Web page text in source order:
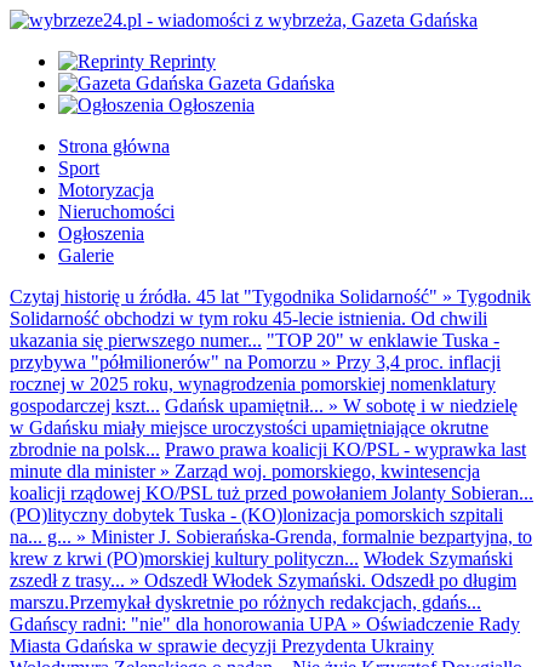
Reprinty
Gazeta Gdańska
Ogłoszenia
Strona główna
Sport
Motoryzacja
Nieruchomości
Ogłoszenia
Galerie
Czytaj historię u źródła. 45 lat "Tygodnika Solidarność" » Tygodnik
Solidarność obchodzi w tym roku 45-lecie istnienia. Od chwili
ukazania się pierwszego numer... "TOP 20" w enklawie Tuska -
przybywa "półmilionerów" na Pomorzu » Przy 3,4 proc. inflacji
rocznej w 2025 roku, wynagrodzenia pomorskiej nomenklatury
gospodarczej kszt... Gdańsk upamiętnił... » W sobotę i w niedzielę
w Gdańsku miały miejsce uroczystości upamiętniające okrutne
zbrodnie na polsk... Prawo prawa koalicji KO/PSL - wyprawka last
minute dla minister» Zarząd woj. pomorskiego, kwintesencja
koalicji rządowej KO/PSL tuż przed powołaniem Jolanty Sobieran...
(PO)lityczny dobytek Tuska - (KO)lonizacja pomorskich szpitali
na... g... » Minister J. Sobierańska-Grenda, formalnie bezpartyjna, to
krew z krwi (PO)morskiej kultury polityczn... Włodek Szymański
zszedł z trasy... » Odszedł Włodek Szymański. Odszedł po długim
marszu.Przemykał dyskretnie po różnych redakcjach, gdańs...
Gdańscy radni: "nie" dla honorowania UPA » Oświadczenie Rady
Miasta Gdańska w sprawie decyzji Prezydenta Ukrainy